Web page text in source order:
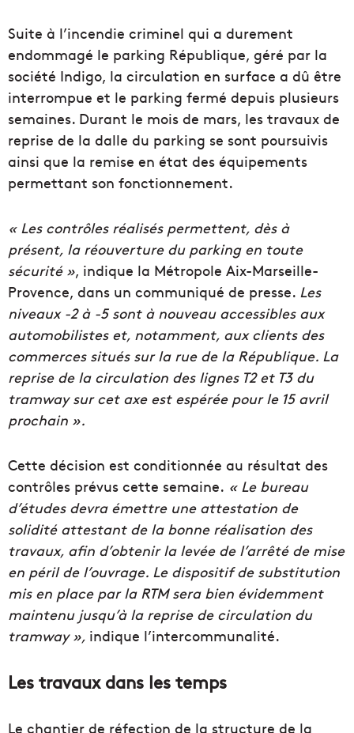
Suite à l’incendie criminel qui a durement
endommagé le parking République, géré par la
société Indigo, la circulation en surface a dû être
interrompue et le parking fermé depuis plusieurs
semaines. Durant le mois de mars, les travaux de
reprise de la dalle du parking se sont poursuivis
ainsi que la remise en état des équipements
permettant son fonctionnement.
« Les contrôles réalisés permettent, dès à
présent, la réouverture du parking en toute
sécurité », indique la Métropole Aix-Marseille-
Provence, dans un communiqué de presse. Les
niveaux -2 à -5 sont à nouveau accessibles aux
automobilistes et, notamment, aux clients des
commerces situés sur la rue de la République. La
reprise de la circulation des lignes T2 et T3 du
tramway sur cet axe est espérée pour le 15 avril
prochain ».
Cette décision est conditionnée au résultat des
contrôles prévus cette semaine. « Le bureau
d’études devra émettre une attestation de
solidité attestant de la bonne réalisation des
travaux, afin d’obtenir la levée de l’arrêté de mise
en péril de l’ouvrage. Le dispositif de substitution
mis en place par la RTM sera bien évidemment
maintenu jusqu’à la reprise de circulation du
tramway », indique l’intercommunalité.
Les travaux dans les temps
Le chantier de réfection de la structure de la